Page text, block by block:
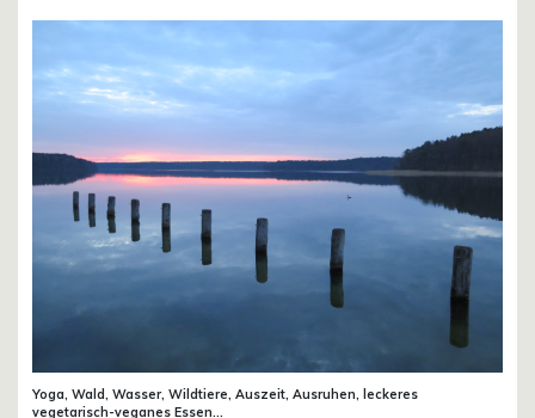
Yoga, Wald, Wasser, Wildtiere, Auszeit, Ausruhen, leckeres
vegetarisch-veganes Essen...